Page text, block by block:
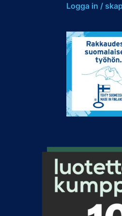
Logga in /